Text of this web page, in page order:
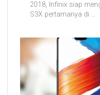
2018, Infinix siap
S3X pertamanya di ...